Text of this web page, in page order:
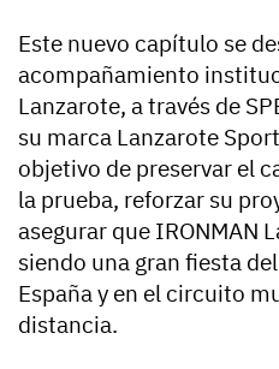
Este nuevo capítulo se
acompañamiento
Lanzarote, a través de
su marca Lanzarote
objetivo de preservar el
la prueba, reforzar su
asegurar que IRONMAN
siendo una gran fiesta
España y en el circuito
distancia.